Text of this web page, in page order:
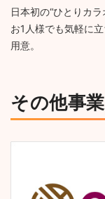
日本初の“ひとりカラ
お1人様でも気軽に
用意。
その他事業